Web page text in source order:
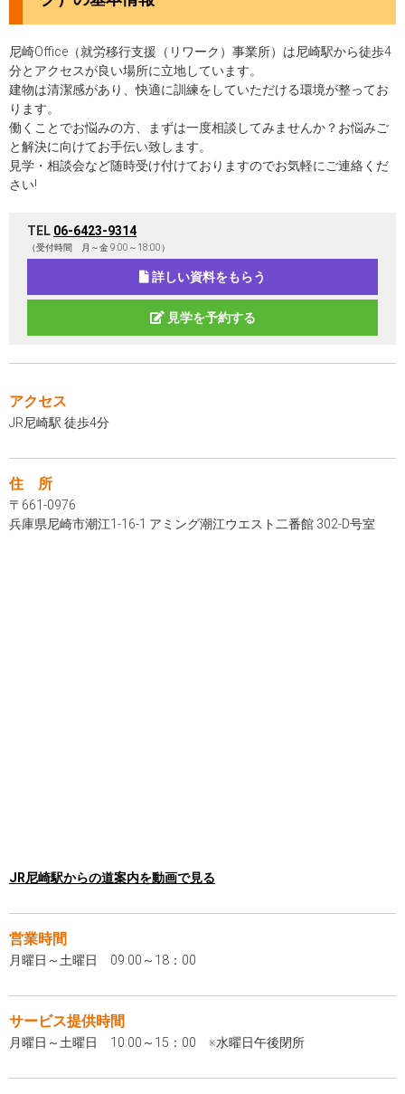
尼崎Office（就労移行支援（リワーク）事業所）は尼崎駅から徒歩4
分とアクセスが良い場所に立地しています。
建物は清潔感があり、快適に訓練をしていただける環境が整ってお
ります。
働くことでお悩みの方、まずは一度相談してみませんか？お悩みご
と解決に向けてお手伝い致します。
見学・相談会など随時受け付けておりますのでお気軽にご連絡くだ
さい!
TEL 06-6423-9314
（受付時間 月～金 9:00～18:00）
詳しい資料をもらう
見学を予約する
アクセス
JR尼崎駅 徒歩4分
住 所
〒661-0976
兵庫県尼崎市潮江1-16-1 アミング潮江ウエスト二番館 302-D号室
JR尼崎駅からの道案内を動画で見る
営業時間
月曜日～土曜日 09:00～18：00
サービス提供時間
月曜日～土曜日 10:00～15：00 ※水曜日午後閉所